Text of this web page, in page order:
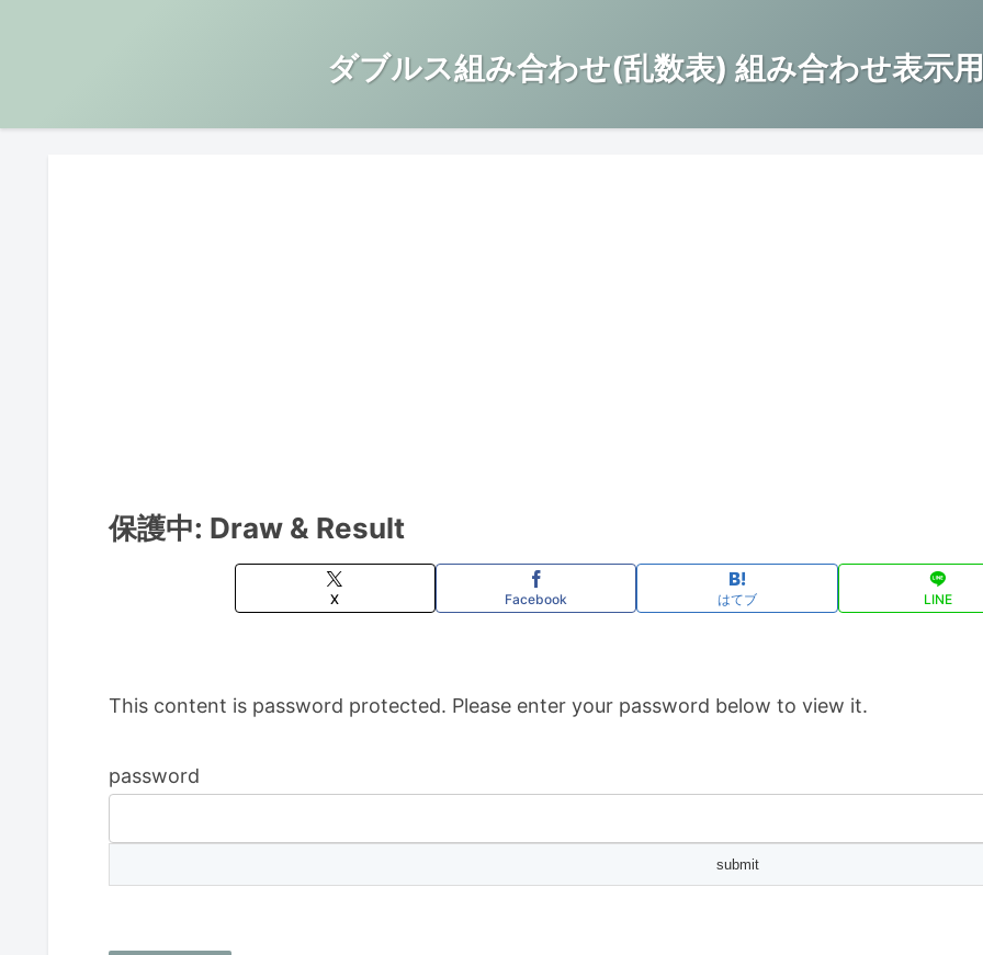
ダブルス組み合わせ(乱数表) 組み合わせ表示
保護中: Draw & Result
X Facebook はてブ LINE
This content is password protected. Please enter your password below to view it.
password